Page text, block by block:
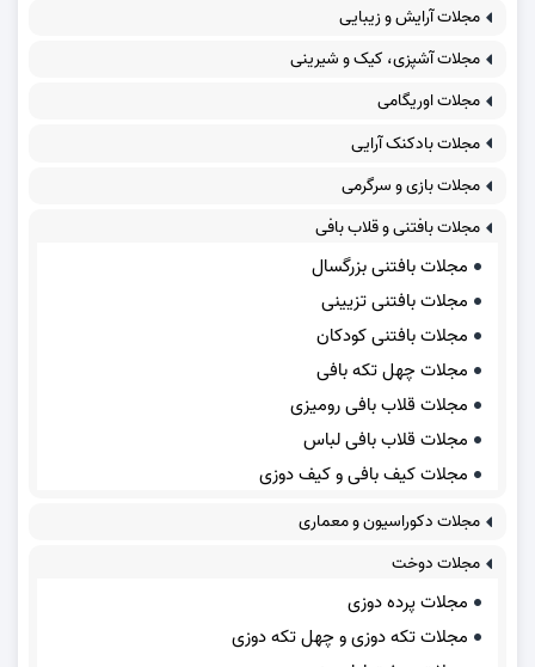
مجلات آرایش و زیبایی
مجلات آشپزی، کیک و شیرینی
مجلات اوریگامی
مجلات بادکنک آرایی
مجلات بازی و سرگرمی
مجلات بافتنی و قلاب بافی
مجلات بافتنی بزرگسال
مجلات بافتنی تزیینی
مجلات بافتنی کودکان
مجلات چهل تکه بافی
مجلات قلاب بافی رومیزی
مجلات قلاب بافی لباس
مجلات کیف بافی و کیف دوزی
مجلات دکوراسیون و معماری
مجلات دوخت
مجلات پرده دوزی
مجلات تکه دوزی و چهل تکه دوزی